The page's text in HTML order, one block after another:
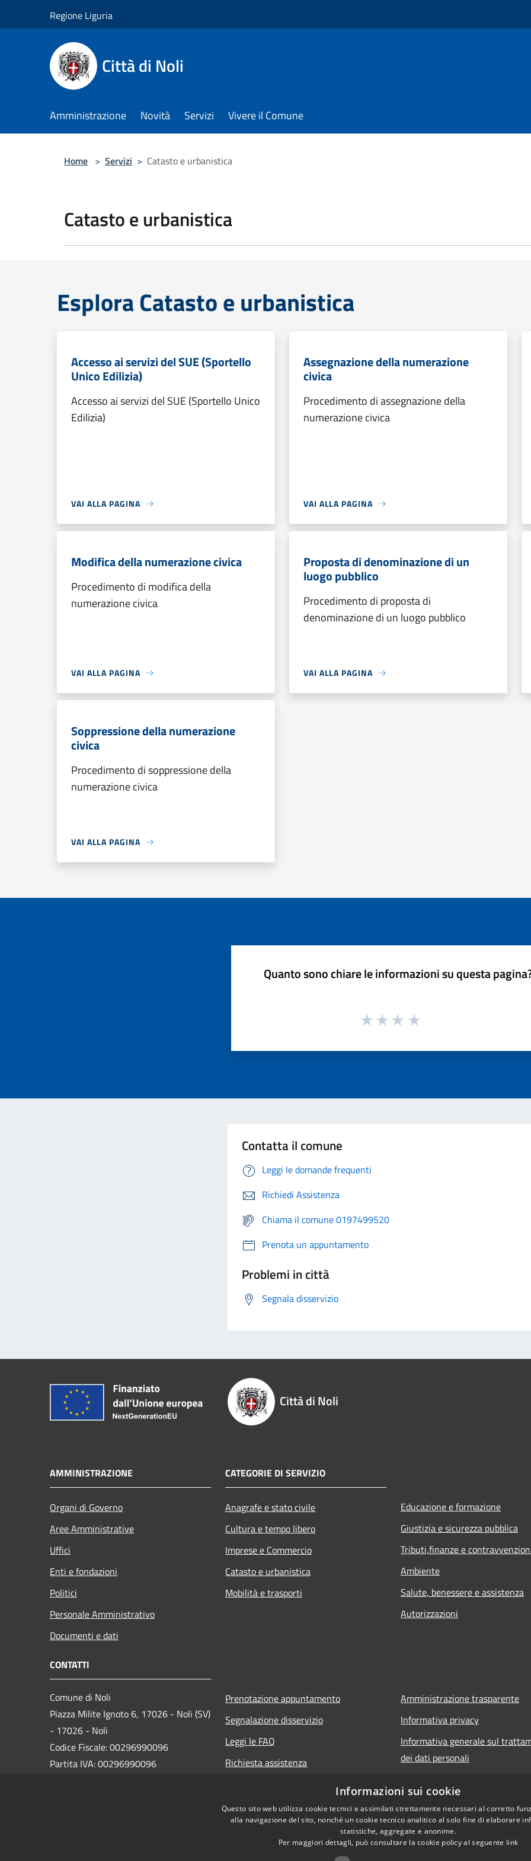
Regione Liguria
Città di Noli
Amministrazione Novità Servizi Vivere il Comune
Home > Servizi > Catasto e urbanistica
Catasto e urbanistica
Esplora Catasto e urbanistica
Accesso ai servizi del SUE (Sportello
Unico Edilizia)
Accesso ai servizi del SUE (Sportello Unico
Edilizia)
VAI ALLA PAGINA
Assegnazione della numerazione
civica
Procedimento di assegnazione della
numerazione civica
VAI ALLA PAGINA
Modifica della numerazione civica
Procedimento di modifica della
numerazione civica
VAI ALLA PAGINA
Proposta di denominazione di un
luogo pubblico
Procedimento di proposta di
denominazione di un luogo pubblico
VAI ALLA PAGINA
Soppressione della numerazione
civica
Procedimento di soppressione della
numerazione civica
VAI ALLA PAGINA
Quanto sono chiare le informazioni su questa
Contatta il comune
Leggi le domande frequenti
Richiedi Assistenza
Chiama il comune 0197499520
Prenota un appuntamento
Problemi in città
Segnala disservizio
Città di Noli
AMMINISTRAZIONE
Organi di Governo
Aree Amministrative
Uffici
Enti e fondazioni
Politici
Personale Amministrativo
Documenti e dati
CATEGORIE DI SERVIZIO
Anagrafe e stato civile
Cultura e tempo libero
Imprese e Commercio
Catasto e urbanistica
Mobilità e trasporti
Educazione e formazione
Giustizia e sicurezza pubblica
Tributi,finanze e
Ambiente
Salute, benessere e assistenza
Autorizzazioni
CONTATTI
Comune di Noli
Piazza Milite Ignoto 6, 17026 - Noli (SV)
- 17026 - Noli
Codice Fiscale: 00296990096
Partita IVA: 00296990096
Prenotazione appuntamento
Segnalazione disservizio
Leggi le FAQ
Richiesta assistenza
Amministrazione trasparente
Informativa privacy
Informativa generale sul
dei dati personali
Informazioni sui cookie
Questo sito web utilizza cookie tecnici e assimilati strettamente necessari al corretto
alla navigazione del sito, nonché un cookie tecnico analitico al solo fine di elaborare
statistiche, aggregate e anonime.
Per maggiori dettagli, può consultare la cookie policy al seguente link